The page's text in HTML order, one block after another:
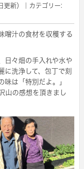
更新）
｜カテゴリー:
噌汁の食材を収穫する
日々畑の手入れや水や
に洗浄して、包丁で刻
は「特別だよ。」
山の感想を頂きまし